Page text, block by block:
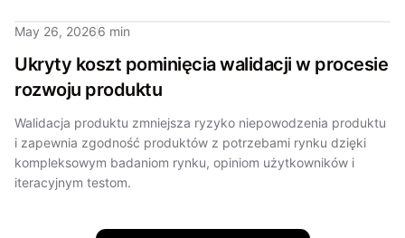
May 26, 20266 min
Ukryty koszt pominięcia walidacji w procesie
rozwoju produktu
Walidacja produktu zmniejsza ryzyko niepowodzenia produktu
i zapewnia zgodność produktów z potrzebami rynku dzięki
kompleksowym badaniom rynku, opiniom użytkowników i
iteracyjnym testom.